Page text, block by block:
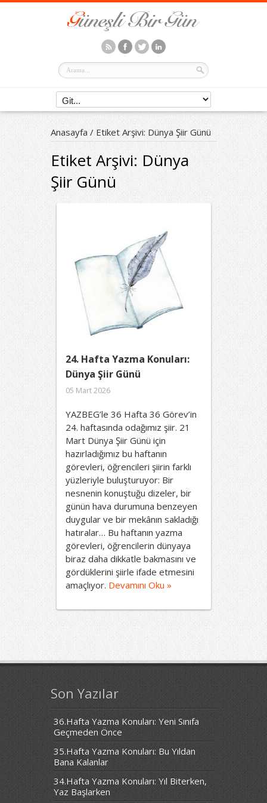
Anasayfa / Etiket Arşivi: Dünya Şiir Günü
Etiket Arşivi:Dünya
Şiir Günü
24. Hafta Yazma Konuları:
Dünya Şiir Günü
05 Mart 2026
YAZBEG’le 36 Hafta 36 Görev’in
24. haftasında odağımız şiir. 21
Mart Dünya Şiir Günü için
hazırladığımız bu haftanın
görevleri, öğrencileri şiirin farklı
yüzleriyle buluşturuyor: Bir
nesnenin konuştuğu dizeler, bir
günün hava durumuna benzeyen
duygular ve bir mekânın sakladığı
hatıralar… Bu haftanın yazma
görevleri, öğrencilerin dünyaya
biraz daha dikkatle bakmasını ve
gördüklerini şiirle ifade etmesini
amaçlıyor. Devamını Oku »
Son Yazılar
36.Hafta Yazma Konuları: Yeni Sınıfa
Geçmeden Önce
35.Hafta Yazma Konuları: Bu Yıldan
Bana Kalanlar
34.Hafta Yazma Konuları: Yıl Biterken,
Yaz Başlarken